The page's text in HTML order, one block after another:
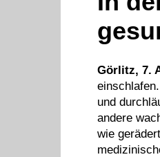
Görlitz, 7.
und
andere
wie